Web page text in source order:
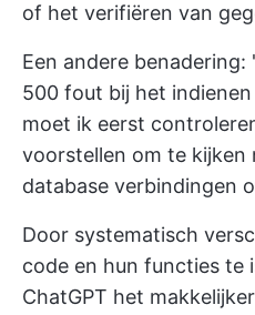
of het verifiëren van
Een andere
500 fout bij het
moet ik eerst
voorstellen om te kijken
database verbindingen
Door systematisch
code en hun functies te
ChatGPT het